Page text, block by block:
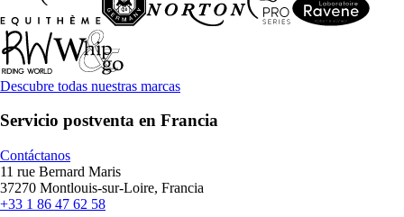
Descubre todas nuestras marcas
Servicio postventa en Francia
Contáctanos
11 rue Bernard Maris
37270 Montlouis-sur-Loire, Francia
+33 1 86 47 62 58